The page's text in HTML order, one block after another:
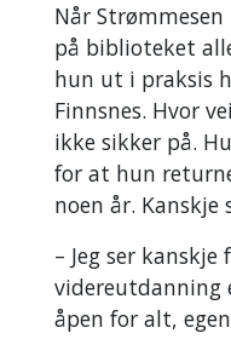
Når
på biblioteket
hun ut i praksis
Finnsnes. Hvor
ikke sikker på.
for at hun
noen år. Kanskje
– Jeg ser kanskje
videreutdanning
åpen for alt,